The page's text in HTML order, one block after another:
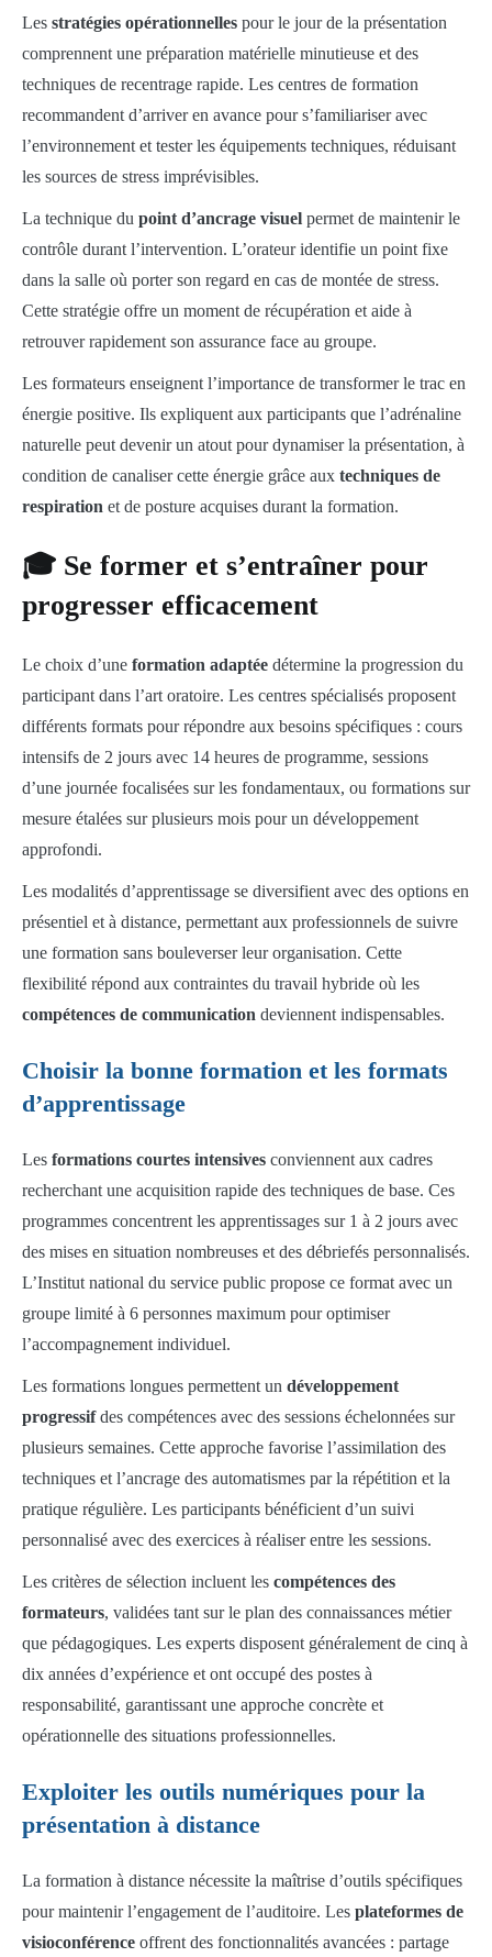
Les stratégies opérationnelles pour le jour de la présentation
comprennent une préparation matérielle minutieuse et des
techniques de recentrage rapide. Les centres de formation
recommandent d’arriver en avance pour s’familiariser avec
l’environnement et tester les équipements techniques, réduisant
les sources de stress imprévisibles.
La technique du point d’ancrage visuel permet de maintenir le
contrôle durant l’intervention. L’orateur identifie un point fixe
dans la salle où porter son regard en cas de montée de stress.
Cette stratégie offre un moment de récupération et aide à
retrouver rapidement son assurance face au groupe.
Les formateurs enseignent l’importance de transformer le trac en
énergie positive. Ils expliquent aux participants que l’adrénaline
naturelle peut devenir un atout pour dynamiser la présentation, à
condition de canaliser cette énergie grâce aux techniques de
respiration et de posture acquises durant la formation.
🎓 Se former et s’entraîner pour
progresser efficacement
Le choix d’une formation adaptée détermine la progression du
participant dans l’art oratoire. Les centres spécialisés proposent
différents formats pour répondre aux besoins spécifiques : cours
intensifs de 2 jours avec 14 heures de programme, sessions
d’une journée focalisées sur les fondamentaux, ou formations sur
mesure étalées sur plusieurs mois pour un développement
approfondi.
Les modalités d’apprentissage se diversifient avec des options en
présentiel et à distance, permettant aux professionnels de suivre
une formation sans bouleverser leur organisation. Cette
flexibilité répond aux contraintes du travail hybride où les
compétences de communication deviennent indispensables.
Choisir la bonne formation et les formats
d’apprentissage
Les formations courtes intensives conviennent aux cadres
recherchant une acquisition rapide des techniques de base. Ces
programmes concentrent les apprentissages sur 1 à 2 jours avec
des mises en situation nombreuses et des débriefés personnalisés.
L’Institut national du service public propose ce format avec un
groupe limité à 6 personnes maximum pour optimiser
l’accompagnement individuel.
Les formations longues permettent un développement
progressifdes compétences avec des sessions échelonnées sur
plusieurs semaines. Cette approche favorise l’assimilation des
techniques et l’ancrage des automatismes par la répétition et la
pratique régulière. Les participants bénéficient d’un suivi
personnalisé avec des exercices à réaliser entre les sessions.
Les critères de sélection incluent les compétences des
formateurs, validées tant sur le plan des connaissances métier
que pédagogiques. Les experts disposent généralement de cinq à
dix années d’expérience et ont occupé des postes à
responsabilité, garantissant une approche concrète et
opérationnelle des situations professionnelles.
Exploiter les outils numériques pour la
présentation à distance
La formation à distance nécessite la maîtrise d’outils spécifiques
pour maintenir l’engagement de l’auditoire. Les plateformes de
visioconférence offrent des fonctionnalités avancées : partage